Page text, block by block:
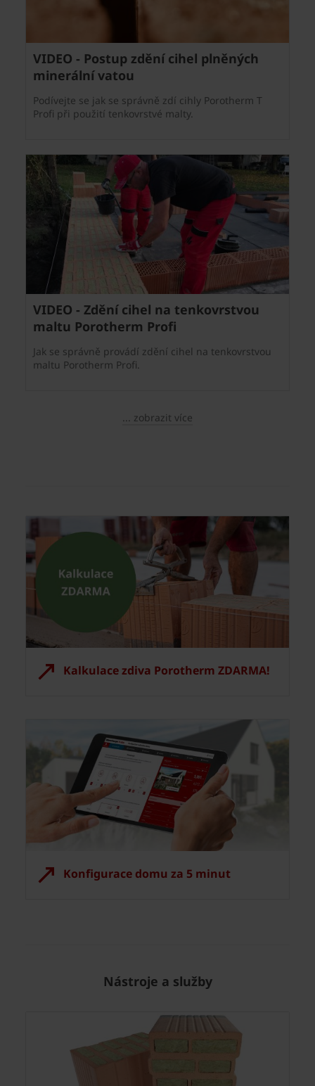
VIDEO - Postup zdění cihel plněných
minerální vatou
Podívejte se jak se správně zdí cihly Porotherm T
Profi při použití tenkovrstvé malty.
VIDEO - Zdění cihel na tenkovrstvou
maltu Porotherm Profi
Jak se správně provádí zdění cihel na tenkovrstvou
maltu Porotherm Profi.
... zobrazit více
Kalkulace zdiva Porotherm ZDARMA!
Konfigurace domu za 5 minut
Nástroje a služby